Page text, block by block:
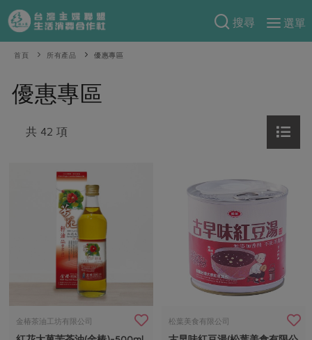
搜尋
選單
產品分類
當季蔬果
一籃菜
芽苗類
奶蛋豆・五穀
肉品・水產
食譜料理
把最好的台灣味帶回家！
防災用品預購圓滿結束
2026年端午節預購圓滿結束
更多預購活動
合作25-經典快閃最後一週
觀點文章
一籃菜真心話
社內大小事 合作聯合國
樂齡生活
廚房瑜伽
關於合作社
認識合作社
合作社組織
員工與求才
重要公告
首頁 所有產品 優惠專區
優惠專區
共 42 項
金椿茶油工坊有限公司 松葉美食有限公司